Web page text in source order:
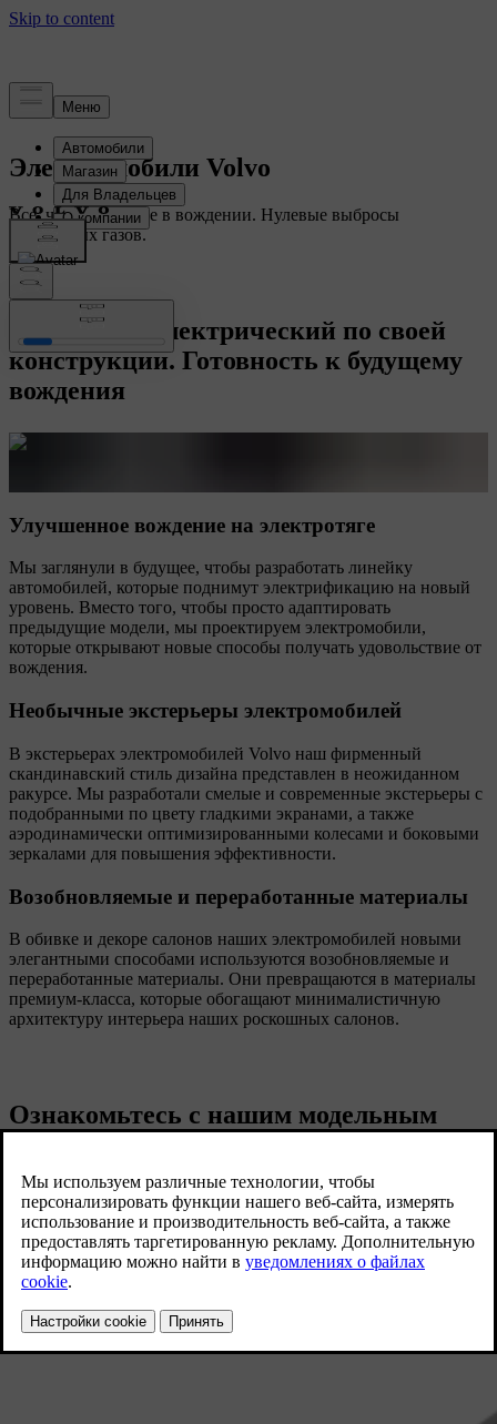
Электромобили Volvo
Все, что вы любите в вождении. Нулевые выбросы
выхлопных газов.
Полностью электрический по своей
конструкции. Готовность к будущему
вождения
Улучшенное вождение на электротяге
Мы заглянули в будущее, чтобы разработать линейку
автомобилей, которые поднимут электрификацию на новый
уровень. Вместо того, чтобы просто адаптировать
предыдущие модели, мы проектируем электромобили,
которые открывают новые способы получать удовольствие от
вождения.
Необычные экстерьеры электромобилей
В экстерьерах электромобилей Volvo наш фирменный
скандинавский стиль дизайна представлен в неожиданном
ракурсе. Мы разработали смелые и современные экстерьеры с
подобранными по цвету гладкими экранами, а также
аэродинамически оптимизированными колесами и боковыми
зеркалами для повышения эффективности.
Возобновляемые и переработанные материалы
В обивке и декоре салонов наших электромобилей новыми
элегантными способами используются возобновляемые и
переработанные материалы. Они превращаются в материалы
премиум-класса, которые обогащают минималистичную
архитектуру интерьера наших роскошных салонов.
Ознакомьтесь с нашим модельным
автомобилей